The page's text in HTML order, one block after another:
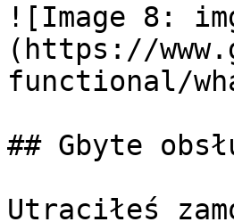
![Image 8:
(https://
functional/
## Gbyte
Utraciłeś